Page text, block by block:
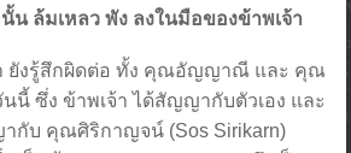
น ล้มเหลว พัง ลงในมือของข้าพเจ้า
า ยังรู้สึกผิดต่อ ทั้ง คุณอัญญาณี และ คุณ
นี้ ซึ่ง ข้าพเจ้า ได้สัญญากับตัวเอง และ
กับ คุณศิริกาญจน์ (Sos Sirikarn)